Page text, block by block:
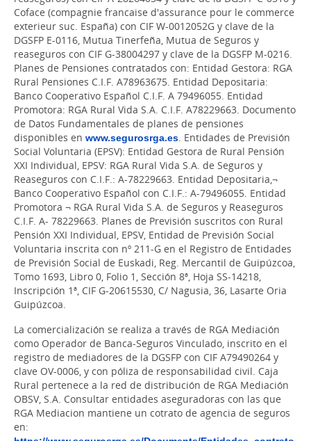
Coface (compagnie francaise d'assurance pour le commerce
exterieur suc. España) con CIF W-0012052G y clave de la
DGSFP E-0116, Mutua Tinerfeña, Mutua de Seguros y
reaseguros con CIF G-38004297 y clave de la DGSFP M-0216.
Planes de Pensiones contratados con: Entidad Gestora: RGA
Rural Pensiones C.I.F. A78963675. Entidad Depositaria:
Banco Cooperativo Español C.I.F. A 79496055. Entidad
Promotora: RGA Rural Vida S.A. C.I.F. A78229663. Documento
de Datos Fundamentales de planes de pensiones
disponibles en www.segurosrga.es. Entidades de Previsión
Social Voluntaria (EPSV): Entidad Gestora de Rural Pensión
XXI Individual, EPSV: RGA Rural Vida S.A. de Seguros y
Reaseguros con C.I.F.: A-78229663. Entidad Depositaria,¬
Banco Cooperativo Español con C.I.F.: A-79496055. Entidad
Promotora ¬ RGA Rural Vida S.A. de Seguros y Reaseguros
C.I.F. A- 78229663. Planes de Previsión suscritos con Rural
Pensión XXI Individual, EPSV, Entidad de Previsión Social
Voluntaria inscrita con nº 211-G en el Registro de Entidades
de Previsión Social de Euskadi, Reg. Mercantil de Guipúzcoa,
Tomo 1693, Libro 0, Folio 1, Sección 8ª, Hoja SS-14218,
Inscripción 1ª, CIF G-20615530, C/ Nagusia, 36, Lasarte Oria
Guipúzcoa.
La comercialización se realiza a través de RGA Mediación
como Operador de Banca-Seguros Vinculado, inscrito en el
registro de mediadores de la DGSFP con CIF A79490264 y
clave OV-0006, y con póliza de responsabilidad civil. Caja
Rural pertenece a la red de distribución de RGA Mediación
OBSV, S.A. Consultar entidades aseguradoras con las que
RGA Mediacion mantiene un cotrato de agencia de seguros
en: